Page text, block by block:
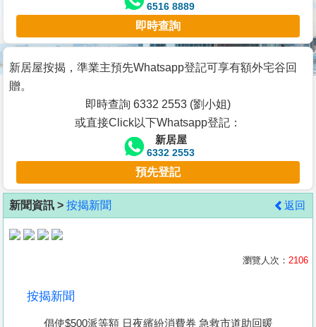
宅
谷
按
客
地
產
6516 8889
即時查詢
新居屋按揭，準業主預先Whatsapp登記可享有額外宅谷回
贈。
即時查詢 6332 2553 (劉小姐)
或直接Click以下Whatsapp登記：
新居屋
6332 2553
預先登記
新聞資訊 > 按揭新聞 返回
瀏覽人次： 2106
按揭新聞
倡使$500派等額 日夜繽紛消費券 急救市道助回暖